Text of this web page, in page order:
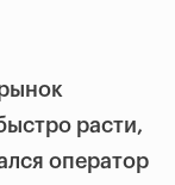
расти,
оператор